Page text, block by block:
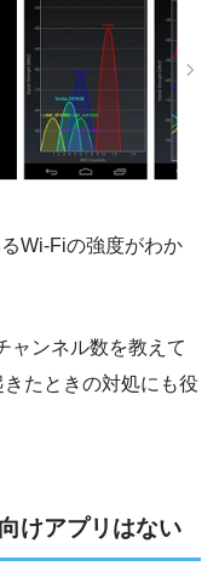
Wi-Fiの強度がわか
ャンネル数を教えて
たときの対処にも役
けアプリはない